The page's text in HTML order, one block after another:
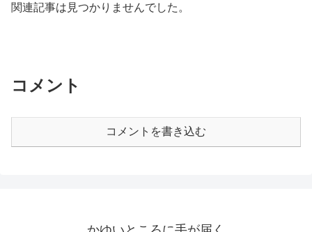
関連記事は見つかりませんでした。
コメント
コメントを書き込む